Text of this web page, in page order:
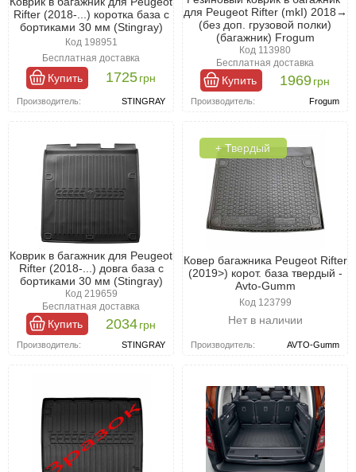
Rifter (2018-...) коротка база с
бортиками 30 мм (Stingray)
Код 198951
Бесплатная доставка
Купить 1725грн
Производитель: STINGRAY
для Peugeot Rifter (mkI) 2018→
(без доп. грузовой полки)
(багажник) Frogum
Код 113980
Бесплатная доставка
Купить 1969грн
Производитель: Frogum
Коврик в багажник для Peugeot
Rifter (2018-...) довга база с
бортиками 30 мм (Stingray)
Код 219659
Бесплатная доставка
Купить 2034грн
Производитель: STINGRAY
+ Твердый
Ковер багажника Peugeot Rifter
(2019>) корот. база твердый -
Avto-Gumm
Код 123799
Нет в наличии
Производитель: AVTO-Gumm